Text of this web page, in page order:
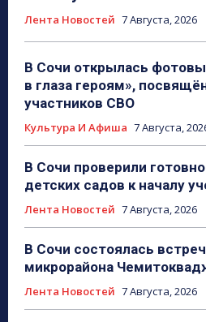
Лента Новостей 7 Августа, 2026
В Сочи открылась
в глаза героям»,
участников СВО
Культура И Афиша 7 Августа,
В Сочи проверили
детских садов к началу
Лента Новостей 7 Августа, 2026
В Сочи состоялась
микрорайона
Лента Новостей 7 Августа, 2026